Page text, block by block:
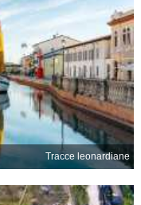
Tracce leonardiane